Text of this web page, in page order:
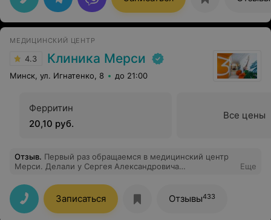
МЕДИЦИНСКИЙ ЦЕНТР
4.3 Клиника Мерси
Минск, ул. Игнатенко, 8 до 21:00
Ферритин
20,10 руб.
Все цены
Отзыв. Первый раз обращаемся в медицинский центр
Мерси. Делали у Сергея Александровича
высокий профессионализм , но и очень чуткое
отношение к пациенту . Без всяких сомений могу
рекомендовать врача Яновского и обязательно буду
обращаться за помощью в будущем
Еще
Записаться Отзывы433